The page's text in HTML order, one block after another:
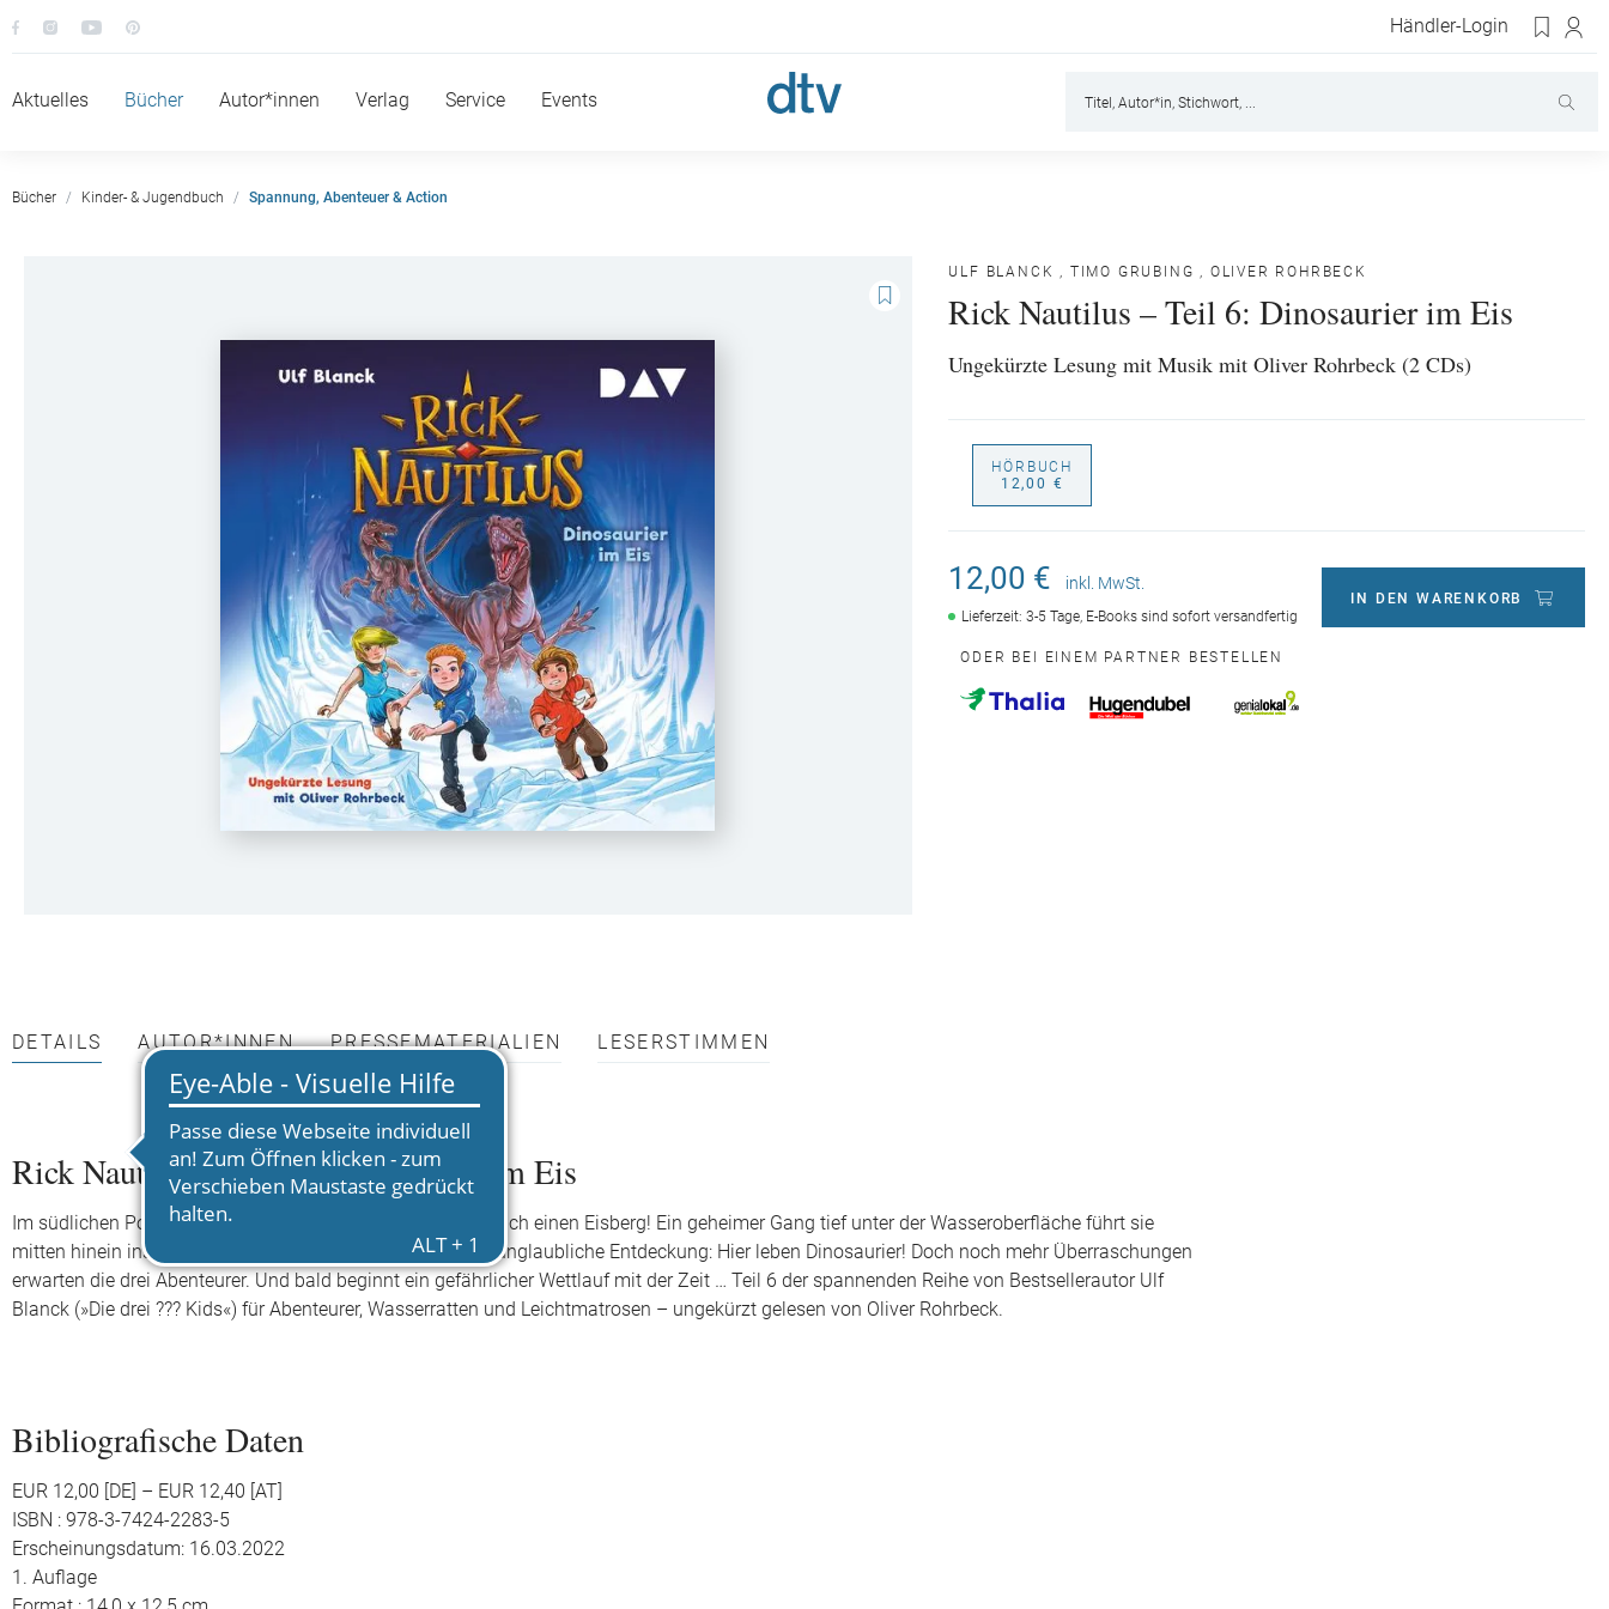
Händler-Login
Aktuelles Bücher Autor*innen Verlag Service Events
Bücher Kinder- & Jugendbuch Spannung, Abenteuer & Action
ULF BLANCK , TIMO GRUBING , OLIVER ROHRBECK
Rick Nautilus – Teil 6: Dinosaurier im Eis
Ungekürzte Lesung mit Musik mit Oliver Rohrbeck (2 CDs)
HÖRBUCH
12,00 €
12,00 € inkl. MwSt.
Lieferzeit: 3-5 Tage, E-Books sind sofort versandfertig
IN DEN WARENKORB
ODER BEI EINEM PARTNER BESTELLEN
DETAILS AUTOR*INNEN PRESSEMATERIALIEN LESERSTIMMEN
Rick Nautilus – Teil 6: Dinosaurier im Eis
Im südlichen Polarmeer sichten Rick, Ava und Emilio plötzlich einen Eisberg! Ein geheimer Gang tief unter der Wasseroberfläche führt sie
mitten hinein ins Innere des Berges. Dort machen sie eine unglaubliche Entdeckung: Hier leben Dinosaurier! Doch noch mehr Überraschungen
erwarten die drei Abenteurer. Und bald beginnt ein gefährlicher Wettlauf mit der Zeit … Teil 6 der spannenden Reihe von Bestsellerautor Ulf
Blanck (»Die drei ??? Kids«) für Abenteurer, Wasserratten und Leichtmatrosen – ungekürzt gelesen von Oliver Rohrbeck.
Bibliografische Daten
EUR 12,00 [DE] – EUR 12,40 [AT]
ISBN : 978-3-7424-2283-5
Erscheinungsdatum: 16.03.2022
1. Auflage